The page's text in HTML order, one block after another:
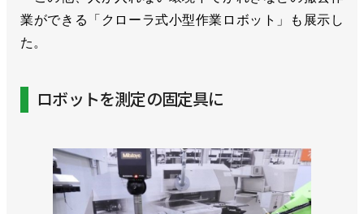
業ができる「クローラ式小型作業ロボット」も展示し
た。
ロボットを測定の固定具に